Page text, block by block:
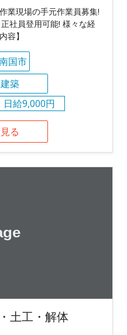
業現場の手元作業員募集!
社員登用可能! 様々な経
容】
国市
築
日給9,000円
る
土工・解体